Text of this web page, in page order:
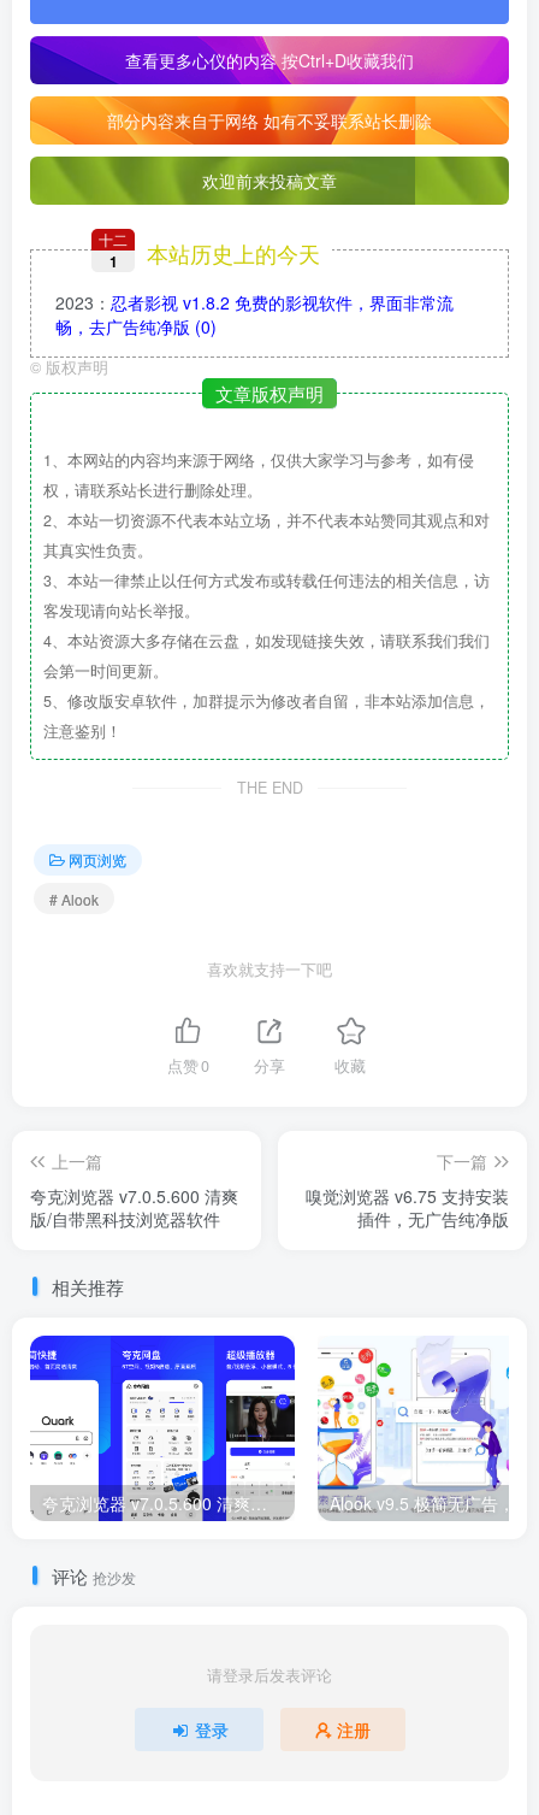
查看更多心仪的内容按Ctrl+D收藏我们
部分内容来自于网络 如有不妥联系站长删除
欢迎前来投稿文章
十二
1 本站历史上的今天
2023 ： 忍者影视 v1.8.2 免费的影视软件，界面非常流
畅，去广告纯净版 (0)
© 版权声明
文章版权声明
1、本网站的内容均来源于网络，仅供大家学习与参考，如有侵
权，请联系站长进行删除处理。
2、本站一切资源不代表本站立场，并不代表本站赞同其观点和对
其真实性负责。
3、本站一律禁止以任何方式发布或转载任何违法的相关信息，访
客发现请向站长举报。
4、本站资源大多存储在云盘，如发现链接失效，请联系我们我们
会第一时间更新。
5、修改版安卓软件，加群提示为修改者自留，非本站添加信息，
注意鉴别！
THE END
网页浏览
# Alook
喜欢就支持一下吧
点赞0 分享 收藏
上一篇
夸克浏览器 v7.0.5.600 清爽
版/自带黑科技浏览器软件
下一篇
嗅觉浏览器 v6.75 支持安装
插件，无广告纯净版
相关推荐
夸克浏览器 v7.0.5.600 清爽版/自带黑科技浏览器软件
评论 抢沙发
请登录后发表评论
登录 注册